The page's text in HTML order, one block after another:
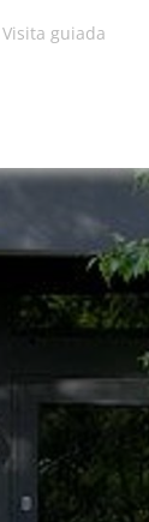
Visita guiada